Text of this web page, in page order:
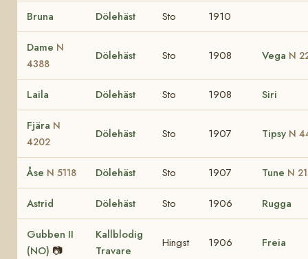
Bruna Dölehäst Sto 1910
Dame N
4388
Dölehäst Sto 1908 Vega N
Laila Dölehäst Sto 1908 Siri
Fjära N
4202
Dölehäst Sto 1907 Tipsy N
Åse N 5118 Dölehäst Sto 1907 Tune N
Astrid Dölehäst Sto 1906 Rugga
Gubben II
(NO) 📷
Kallblodig
Travare
Hingst 1906 Freia